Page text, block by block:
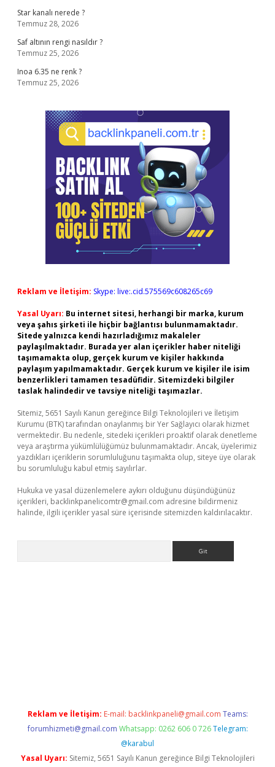
Star kanalı nerede ?
Temmuz 28, 2026
Saf altının rengi nasıldır ?
Temmuz 25, 2026
Inoa 6.35 ne renk ?
Temmuz 25, 2026
Reklam ve İletişim: Skype: live:.cid.575569c608265c69
Yasal Uyarı: Bu internet sitesi, herhangi bir marka, kurum
veya şahıs şirketi ile hiçbir bağlantısı bulunmamaktadır.
Sitede yalnızca kendi hazırladığımız makaleler
paylaşılmaktadır. Burada yer alan içerikler haber niteliği
taşımamakta olup, gerçek kurum ve kişiler hakkında
paylaşım yapılmamaktadır. Gerçek kurum ve kişiler ile isim
benzerlikleri tamamen tesadüfidir. Sitemizdeki bilgiler
taslak halindedir ve tavsiye niteliği taşımazlar.
Sitemiz, 5651 Sayılı Kanun gereğince Bilgi Teknolojileri ve İletişim
Kurumu (BTK) tarafından onaylanmış bir Yer Sağlayıcı olarak hizmet
vermektedir. Bu nedenle, sitedeki içerikleri proaktif olarak denetleme
veya araştırma yükümlülüğümüz bulunmamaktadır. Ancak, üyelerimiz
yazdıkları içeriklerin sorumluluğunu taşımakta olup, siteye üye olarak
bu sorumluluğu kabul etmiş sayılırlar.
Hukuka ve yasal düzenlemelere aykırı olduğunu düşündüğünüz
içerikleri, backlinkpanelicomtr@gmail.com adresine bildirmeniz
halinde, ilgili içerikler yasal süre içerisinde sitemizden kaldırılacaktır.
Reklam ve İletişim: E-mail: backlinkpaneli@gmail.com Teams:
forumhizmeti@gmail.com Whatsapp: 0262 606 0 726 Telegram:
@karabul
Yasal Uyarı: Sitemiz, 5651 Sayılı Kanun gereğince Bilgi Teknolojileri